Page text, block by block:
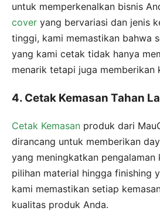
untuk memperkenalkan bisnis
cover yang bervariasi dan jenis
tinggi, kami memastikan bahwa
yang kami cetak tidak hanya
menarik tetapi juga memberikan
4. Cetak Kemasan Tahan
Cetak Kemasan produk dari
dirancang untuk memberikan
yang meningkatkan pengalaman
pilihan material hingga finishing
kami memastikan setiap
kualitas produk Anda.